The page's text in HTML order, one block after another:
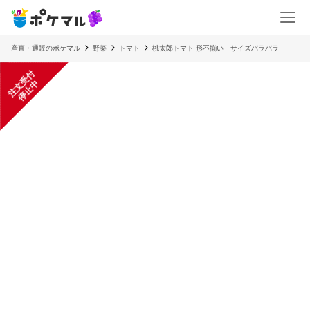
産直・通販のポケマル 野菜 トマト 桃太郎トマト 形不揃い サイズバラバラ
注
文
受
付
停
止
中